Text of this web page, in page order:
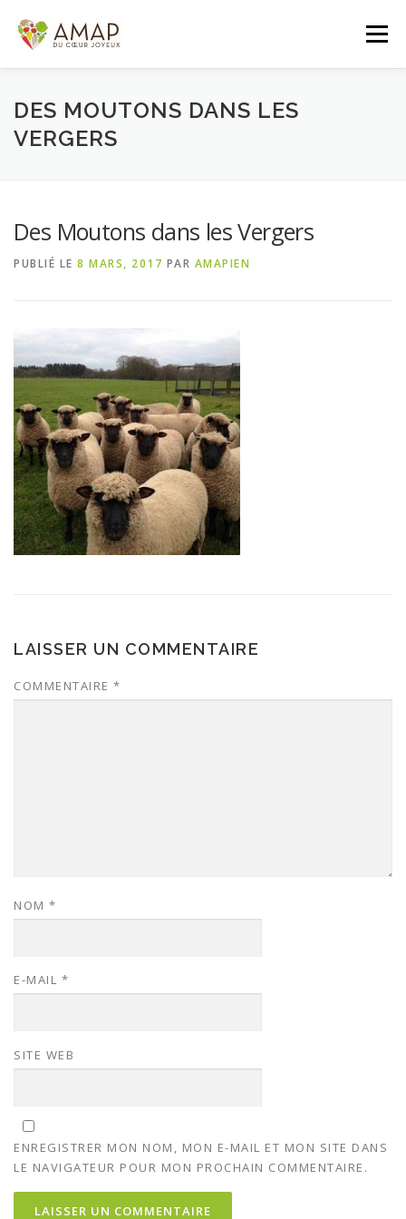
contenu
Menu
ACCUEIL L’AMAP LES PANIERS
PANIER DE LA SEMAINE
DES MOUTONS DANS LES
VERGERS
Des Moutons dans les Vergers
PUBLIÉ LE 8 MARS, 2017 PAR AMAPIEN
LAISSER UN COMMENTAIRE
COMMENTAIRE *
NOM *
E-MAIL *
SITE WEB
ENREGISTRER MON NOM, MON E-MAIL ET MON SITE DANS
LE NAVIGATEUR POUR MON PROCHAIN COMMENTAIRE.